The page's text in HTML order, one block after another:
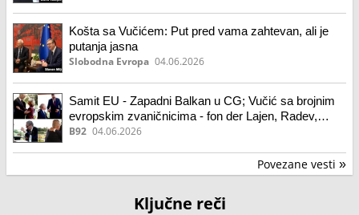
Košta sa Vučićem: Put pred vama zahtevan, ali je
putanja jasna
Slobodna Evropa 04.06.2026
Samit EU - Zapadni Balkan u CG; Vučić sa brojnim
evropskim zvaničnicima - fon der Lajen, Radev,
Rama... FOTO
B92 04.06.2026
Povezane vesti »
Ključne reči